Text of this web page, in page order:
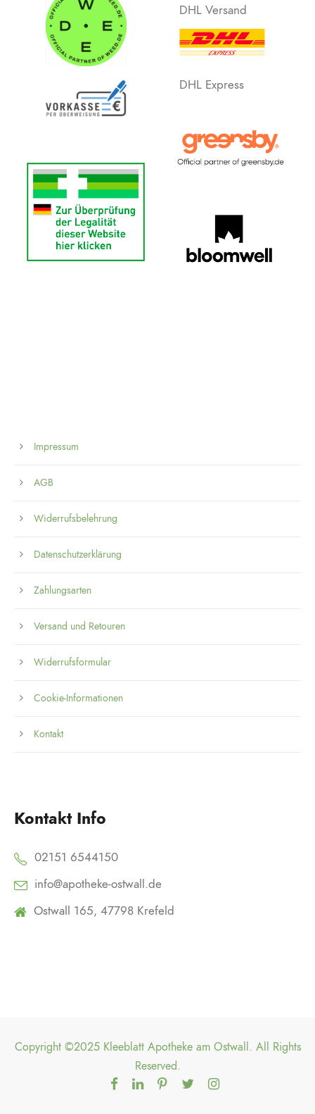
DHL Versand
DHL Express
Impressum
AGB
Widerrufsbelehrung
Datenschutzerklärung
Zahlungsarten
Versand und Retouren
Widerrufsformular
Cookie-Informationen
Kontakt
Kontakt Info
02151 6544150
info@apotheke-ostwall.de
Ostwall 165, 47798 Krefeld
Copyright ©2025 Kleeblatt Apotheke am Ostwall. All Rights
Reserved.